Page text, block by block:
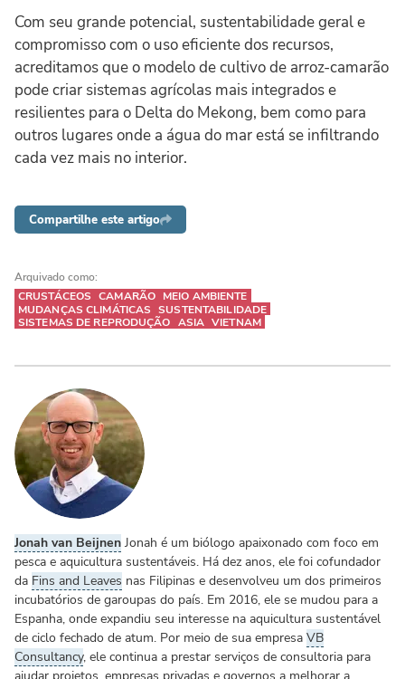
Com seu grande potencial, sustentabilidade geral e
compromisso com o uso eficiente dos recursos,
acreditamos que o modelo de cultivo de arroz-camarão
pode criar sistemas agrícolas mais integrados e
resilientes para o Delta do Mekong, bem como para
outros lugares onde a água do mar está se infiltrando
cada vez mais no interior.
Compartilhe este artigo
Arquivado como:
CRUSTÁCEOS CAMARÃO MEIO AMBIENTE
MUDANÇAS CLIMÁTICAS SUSTENTABILIDADE
SISTEMAS DE REPRODUÇÃO ASIA VIETNAM
Jonah van Beijnen Jonah é um biólogo apaixonado com foco em
pesca e aquicultura sustentáveis. Há dez anos, ele foi cofundador
da Fins and Leaves nas Filipinas e desenvolveu um dos primeiros
incubatórios de garoupas do país. Em 2016, ele se mudou para a
Espanha, onde expandiu seu interesse na aquicultura sustentável
de ciclo fechado de atum. Por meio de sua empresa VB
Consultancy, ele continua a prestar serviços de consultoria para